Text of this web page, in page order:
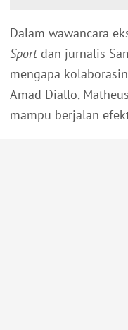
Dalam wawancara
Sportdan jurnalis
mengapa
Amad Diallo,
mampu berjalan